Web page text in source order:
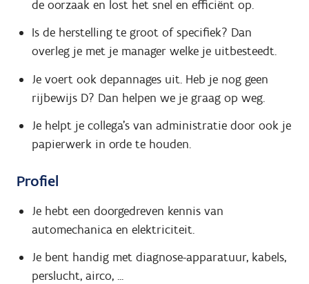
de oorzaak en lost het snel en efficiënt op.
Is de herstelling te groot of specifiek? Dan
overleg je met je manager welke je uitbesteedt.
Je voert ook depannages uit. Heb je nog geen
rijbewijs D? Dan helpen we je graag op weg.
Je helpt je collega's van administratie door ook je
papierwerk in orde te houden.
Profiel
Je hebt een doorgedreven kennis van
automechanica en elektriciteit.
Je bent handig met diagnose-apparatuur, kabels,
perslucht, airco, ...